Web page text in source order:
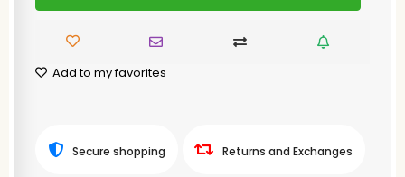
Add to my favorites
Secure shopping Returns and Exchanges